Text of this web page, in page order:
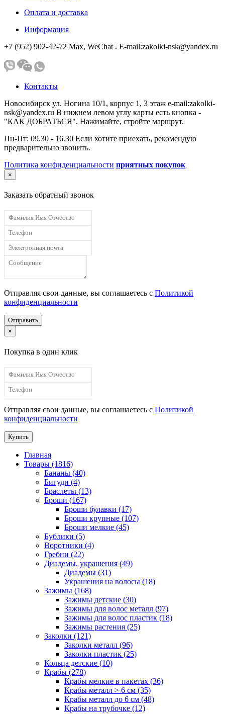
Оплата и доставка
Информация
+7 (952) 902-42-72 Мах, WeChat . E-mail:zakolki-nsk@yandex.ru
Контакты
Новосибирск ул. Ногина 10/1, корпус 1, 3 этаж e-mail:zakolki-
nsk@yandex.ru В нижнем левом углу карты есть кнопка -
"КАК ДОБРАТЬСЯ". Нажимайте, стройте маршрут.
Пн-Пт: 09.30 - 16.30 Если хотите приехать, рекомендую
предварительно звонить.
Политика конфиденциальности приятных покупок
×
Заказать обратный звонок
Отправляя свои данные, вы соглашаетесь с Политикой
конфиденциальности
Отправить
×
Покупка в один клик
Отправляя свои данные, вы соглашаетесь с Политикой
конфиденциальности
Купить
Главная
Товары (1816)
Бананы (40)
Бигуди (4)
Браслеты (13)
Броши (167)
Броши булавки (17)
Броши крупные (107)
Броши мелкие (45)
Бублики (5)
Воротники (4)
Гребни (22)
Диадемы, украшения (49)
Диадемы (31)
Украшения на волосы (18)
Зажимы (168)
Зажимы детские (30)
Зажимы для волос металл (97)
Зажимы для волос пластик (18)
Зажимы растения (25)
Заколки (121)
Заколки металл (96)
Заколки пластик (25)
Кольца детские (10)
Крабы (278)
Крабы мелкие в пакетах (36)
Крабы металл > 6 см (35)
Крабы металл до 6 см (48)
Крабы на трубочке (12)